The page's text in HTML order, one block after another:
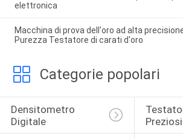
elettronica
Macchina di prova dell'oro ad alta
Purezza Testatore di carati d'oro
Categorie popolari
Densitometro
Digitale
Preziosi